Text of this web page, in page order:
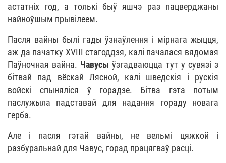
астатніх год, а толькі быў яшчэ раз пацверджаны
найноўшым прывілеем.
Пасля вайны былі гады ўзнаўлення і мірнага жыцця,
аж да пачатку ХVІІІ стагоддзя, калі пачалася вядомая
Паўночная вайна. Чавусы ўзгадваюцца тут у сувязі з
бітвай пад вёскай Лясной, калі шведскія і рускія
войскі спыняліся ў горадзе. Бітва гэта потым
паслужыла падставай для надання гораду новага
герба.
Але і пасля гэтай вайны, не вельмі цяжкой і
разбуральнай для Чавус, горад працягваў расці.